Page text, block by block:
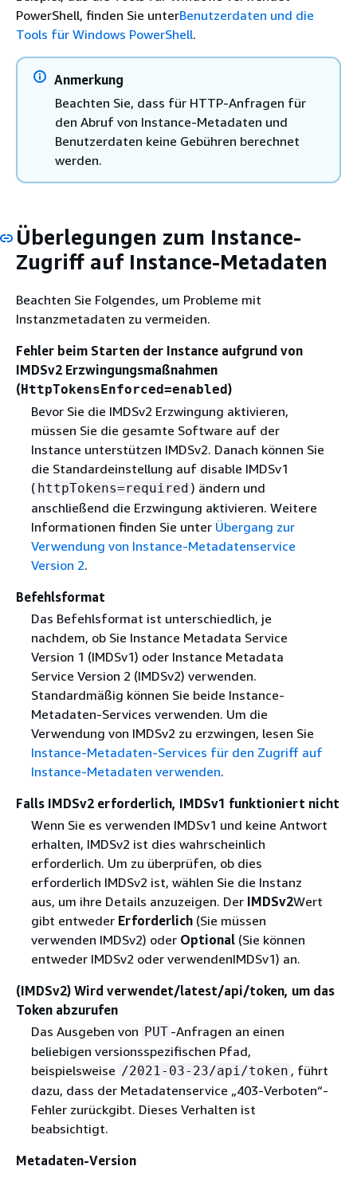
PowerShell, finden Sie unterBenutzerdaten und die
Tools für Windows PowerShell.
Anmerkung
Beachten Sie, dass für HTTP-Anfragen für
den Abruf von Instance-Metadaten und
Benutzerdaten keine Gebühren berechnet
werden.
Überlegungen zum Instance-
Zugriff auf Instance-Metadaten
Beachten Sie Folgendes, um Probleme mit
Instanzmetadaten zu vermeiden.
Fehler beim Starten der Instance aufgrund von
IMDSv2 Erzwingungsmaßnahmen
(HttpTokensEnforced=enabled)
Bevor Sie die IMDSv2 Erzwingung aktivieren,
müssen Sie die gesamte Software auf der
Instance unterstützen IMDSv2. Danach können Sie
die Standardeinstellung auf disable IMDSv1
( httpTokens=required ) ändern und
anschließend die Erzwingung aktivieren. Weitere
Informationen finden Sie unter Übergang zur
Verwendung von Instance-Metadatenservice
Version 2.
Befehlsformat
Das Befehlsformat ist unterschiedlich, je
nachdem, ob Sie Instance Metadata Service
Version 1 (IMDSv1) oder Instance Metadata
Service Version 2 (IMDSv2) verwenden.
Standardmäßig können Sie beide Instance-
Metadaten-Services verwenden. Um die
Verwendung von IMDSv2 zu erzwingen, lesen Sie
Instance-Metadaten-Services für den Zugriff auf
Instance-Metadaten verwenden.
Falls IMDSv2 erforderlich, IMDSv1 funktioniert nicht
Wenn Sie es verwenden IMDSv1 und keine Antwort
erhalten, IMDSv2 ist dies wahrscheinlich
erforderlich. Um zu überprüfen, ob dies
erforderlich IMDSv2 ist, wählen Sie die Instanz
aus, um ihre Details anzuzeigen. Der IMDSv2Wert
gibt entweder Erforderlich(Sie müssen
verwenden IMDSv2) oder Optional(Sie können
entweder IMDSv2 oder verwendenIMDSv1) an.
(IMDSv2) Wird verwendet/latest/api/token, um das
Token abzurufen
Das Ausgeben von PUT -Anfragen an einen
beliebigen versionsspezifischen Pfad,
beispielsweise /2021-03-23/api/token , führt
dazu, dass der Metadatenservice „403-Verboten“-
Fehler zurückgibt. Dieses Verhalten ist
beabsichtigt.
Metadaten-Version